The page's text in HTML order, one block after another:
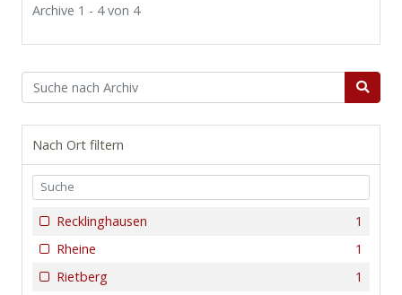
Archive 1 - 4 von 4
Nach Ort filtern
1
Recklinghausen
1
Rheine
1
Rietberg